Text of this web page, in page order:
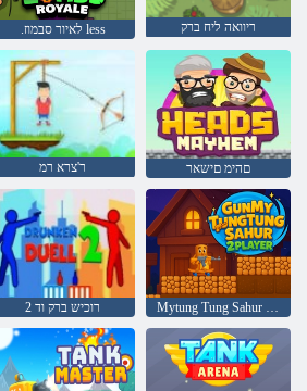
.לאיור סבמוז less ריוואה ליח ברק
ר'צרא רמ םהימ םישאר
2 רוכיש ברק וד Mytung Tung Sahur 2 חדקא ןגנ